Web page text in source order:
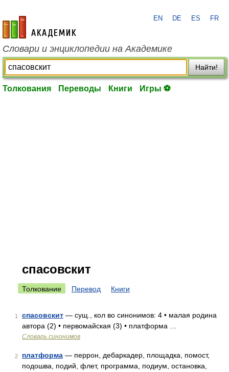
academic.ru
EN DE ES FR
Словари и энциклопедии на Академике
Найти!
Толкования Переводы Книги Игры ⚽
спасовскит
Толкование Перевод Книги
1 спасовскит — сущ., кол во синонимов: 4 • малая родина
автора (2) • первомайская (3) • платформа …
Словарь синонимов
2 платформа — перрон, дебаркадер, площадка, помост,
подошва, подий, флет, программа, подиум, остановка,